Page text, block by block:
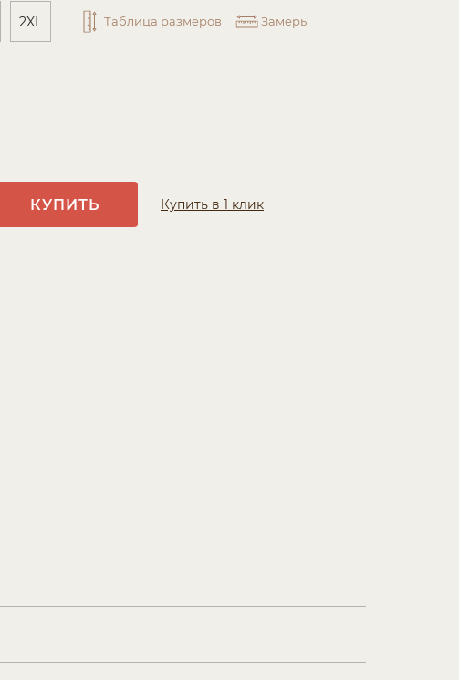
2XL Таблица размеров Замеры
КУПИТЬ Купить в 1 клик